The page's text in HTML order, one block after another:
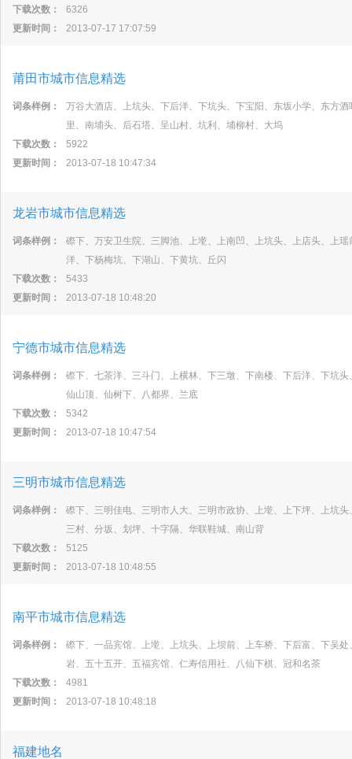
下载次数：
6326
更新时间：
2013-07-17 17:07:59
莆田市城市信息精选
词条样例：
万谷大酒店、上坑头、下后洋、下坑头、下宝阳、东坂小学、东方
里、南埔头、后石塔、呈山村、坑利、埔柳村、大坞
下载次数：
5922
更新时间：
2013-07-18 10:47:34
龙岩市城市信息精选
词条样例：
磜下、万安卫生院、三脚池、上墘、上南凹、上坑头、上店头、上
洋、下杨梅坑、下湖山、下黄坑、丘闪
下载次数：
5433
更新时间：
2013-07-18 10:48:20
宁德市城市信息精选
词条样例：
磜下、七茶洋、三斗门、上横林、下三墩、下南楼、下后洋、下坑
仙山顶、仙树下、八都界、兰底
下载次数：
5342
更新时间：
2013-07-18 10:47:54
三明市城市信息精选
词条样例：
磜下、三明佳电、三明市人大、三明市政协、上墘、上下坪、上坑
三村、分坂、划坪、十字隔、华联鞋城、南山背
下载次数：
5125
更新时间：
2013-07-18 10:48:55
南平市城市信息精选
词条样例：
磜下、一品宾馆、上墘、上坑头、上坝前、上车桥、下后富、下吴
岩、五十五开、五福宾馆、仁寿信用社、八仙下棋、冠和名茶
下载次数：
4981
更新时间：
2013-07-18 10:48:18
福建地名